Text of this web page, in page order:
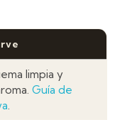
limpia y
Guía de
.